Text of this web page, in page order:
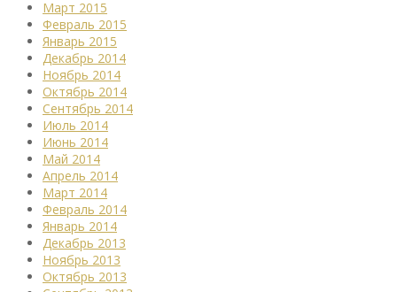
Март 2015
Февраль 2015
Январь 2015
Декабрь 2014
Ноябрь 2014
Октябрь 2014
Сентябрь 2014
Июль 2014
Июнь 2014
Май 2014
Апрель 2014
Март 2014
Февраль 2014
Январь 2014
Декабрь 2013
Ноябрь 2013
Октябрь 2013